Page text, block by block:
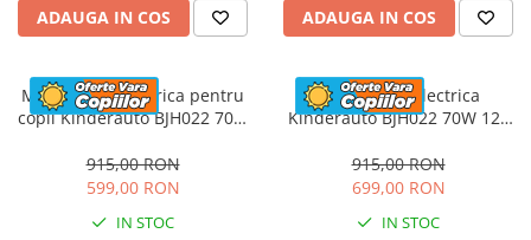
ADAUGA IN COS ADAUGA IN COS
Motocicleta electrica pentru
copii Kinderauto BJH022 70W
915,00 RON
599,00 RON
IN STOC
Motocicleta electrica
Kinderauto BJH022 70W 12V
culoare Rosie
915,00 RON
699,00 RON
IN STOC